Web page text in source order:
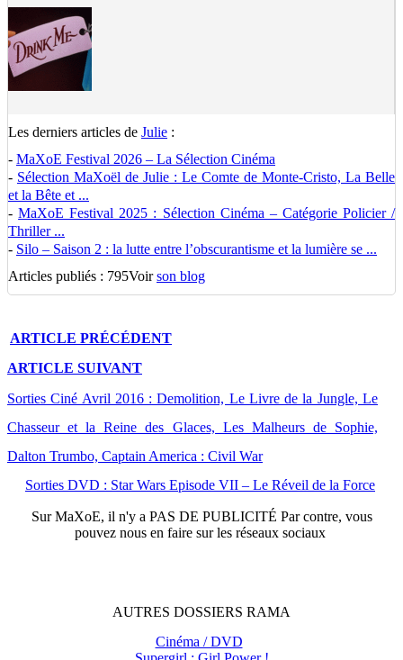
Les derniers articles de Julie :
- MaXoE Festival 2026 – La Sélection Cinéma
- Sélection MaXoël de Julie : Le Comte de Monte-Cristo, La Belle
et la Bête et ...
-MaXoE Festival 2025 : Sélection Cinéma – Catégorie Policier /
Thriller ...
- Silo – Saison 2 : la lutte entre l’obscurantisme et la lumière se ...
Articles publiés : 795Voirson blog
ARTICLE PRÉCÉDENT
ARTICLE SUIVANT
Sorties Ciné Avril 2016 : Demolition, Le Livre de la Jungle, Le
Chasseur et la Reine des Glaces, Les Malheurs de Sophie,
Dalton Trumbo, Captain America : Civil War
Sorties DVD : Star Wars Episode VII – Le Réveil de la Force
SurMaXoE, il n'y a PAS DE PUBLICITÉ Par contre, vous
pouvez nous en faire sur les réseaux sociaux
AUTRES DOSSIERS RAMA
Cinéma / DVD